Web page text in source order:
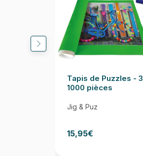
Tapis de Puzzles -
1000 pièces
Jig & Puz
15,95€